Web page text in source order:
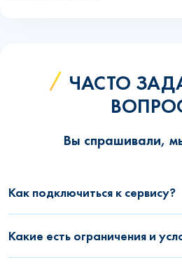
ЧАСТО
Вы спрашивали,
Как подключиться к сервису?
Какие есть ограничения и